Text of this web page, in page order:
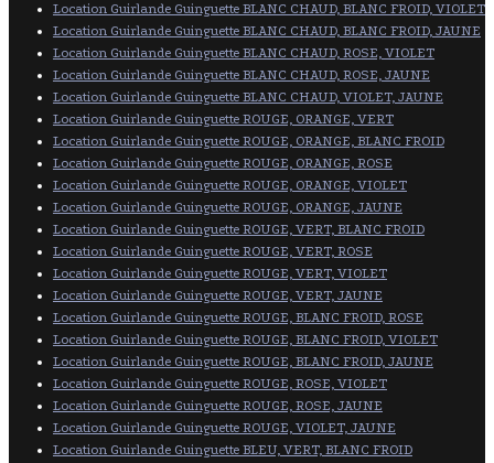
Location Guirlande Guinguette BLANC CHAUD, BLANC FROID, VIOLET
Location Guirlande Guinguette BLANC CHAUD, BLANC FROID, JAUNE
Location Guirlande Guinguette BLANC CHAUD, ROSE, VIOLET
Location Guirlande Guinguette BLANC CHAUD, ROSE, JAUNE
Location Guirlande Guinguette BLANC CHAUD, VIOLET, JAUNE
Location Guirlande Guinguette ROUGE, ORANGE, VERT
Location Guirlande Guinguette ROUGE, ORANGE, BLANC FROID
Location Guirlande Guinguette ROUGE, ORANGE, ROSE
Location Guirlande Guinguette ROUGE, ORANGE, VIOLET
Location Guirlande Guinguette ROUGE, ORANGE, JAUNE
Location Guirlande Guinguette ROUGE, VERT, BLANC FROID
Location Guirlande Guinguette ROUGE, VERT, ROSE
Location Guirlande Guinguette ROUGE, VERT, VIOLET
Location Guirlande Guinguette ROUGE, VERT, JAUNE
Location Guirlande Guinguette ROUGE, BLANC FROID, ROSE
Location Guirlande Guinguette ROUGE, BLANC FROID, VIOLET
Location Guirlande Guinguette ROUGE, BLANC FROID, JAUNE
Location Guirlande Guinguette ROUGE, ROSE, VIOLET
Location Guirlande Guinguette ROUGE, ROSE, JAUNE
Location Guirlande Guinguette ROUGE, VIOLET, JAUNE
Location Guirlande Guinguette BLEU, VERT, BLANC FROID